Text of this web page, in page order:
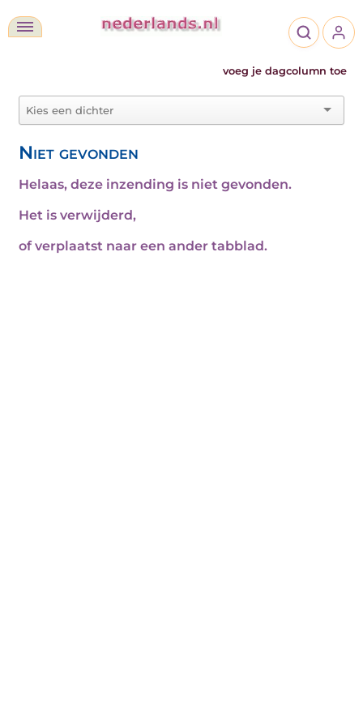
voeg je dagcolumn toe
Niet gevonden
Helaas, deze inzending is niet gevonden.
Het is verwijderd,
of verplaatst naar een ander tabblad.